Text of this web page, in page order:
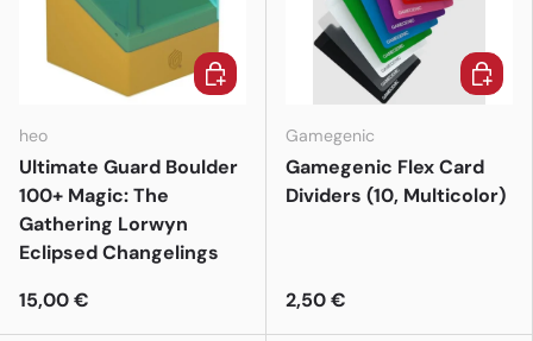
heo
Ultimate Guard Boulder
100+ Magic: The
Gathering Lorwyn
Eclipsed Changelings
15,00 €
In den Warenkorb
Gamegenic
Gamegenic Flex Card
Dividers (10, Multicolor)
2,50 €
In den